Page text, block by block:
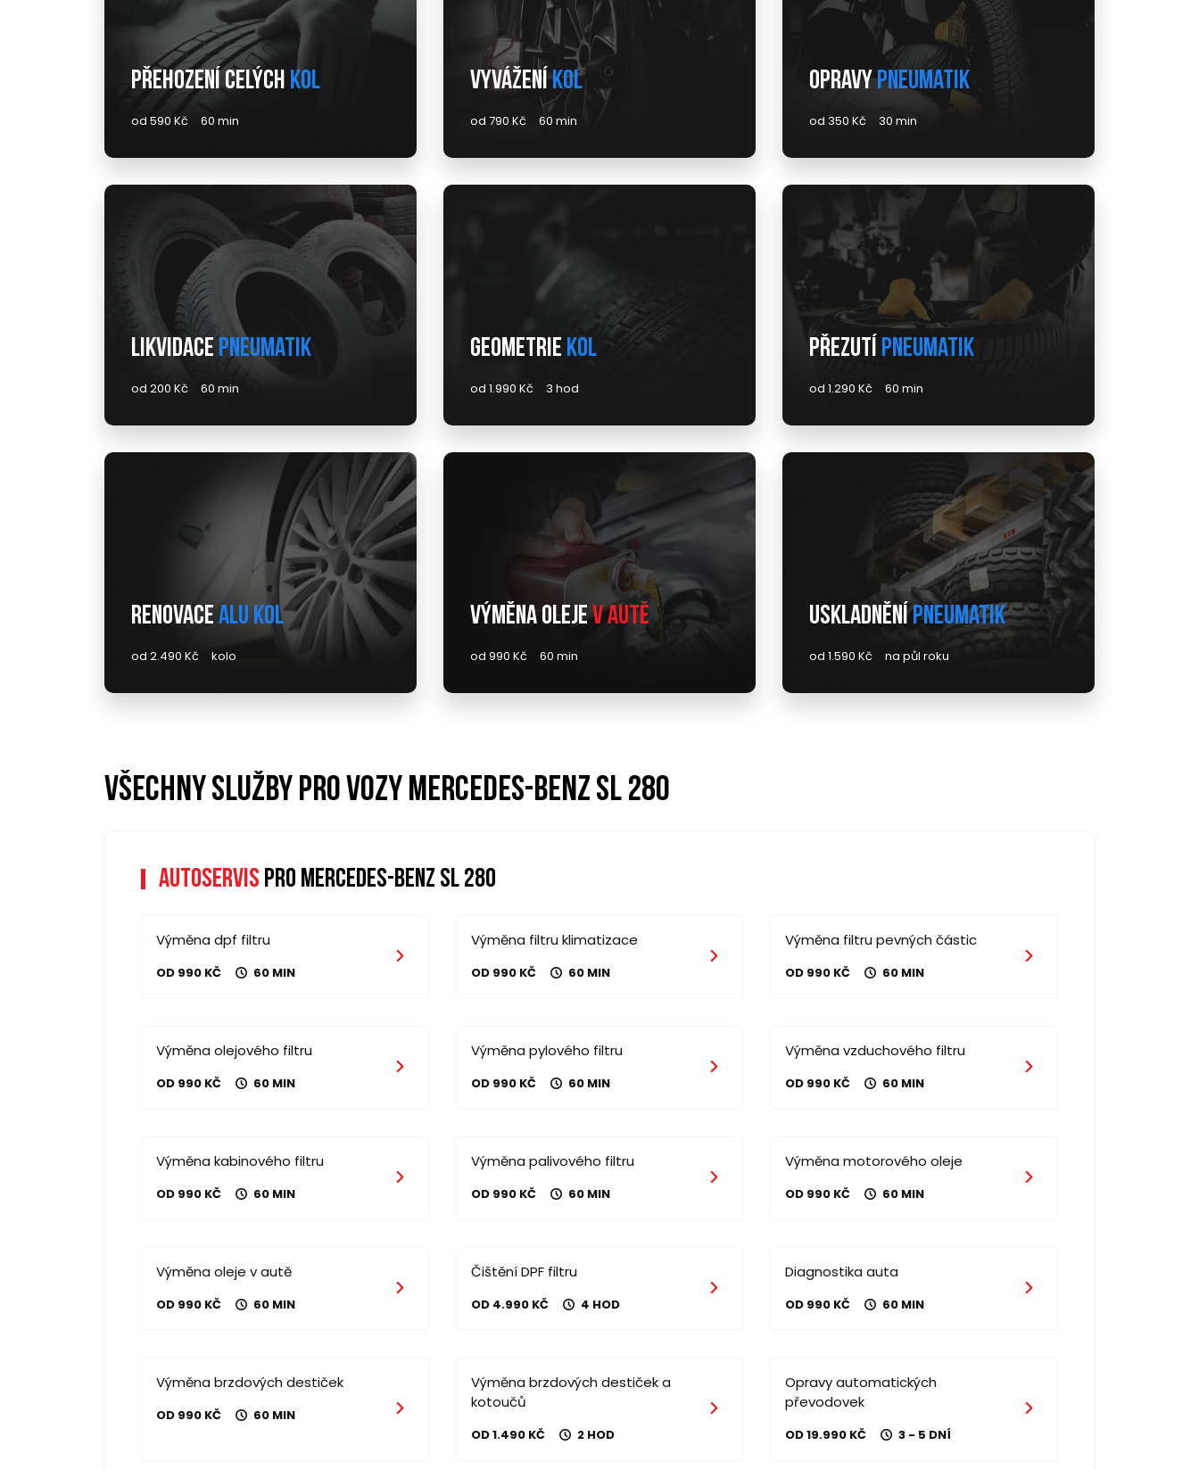
Přehození celých kol
od 590 Kč 60 min
Vyváženíkol
od 790 Kč 60 min
Opravypneumatik
od 350 Kč 30 min
Likvidacepneumatik
od 200 Kč 60 min
Geometrie kol
od 1.990 Kč 3 hod
Přezutí pneumatik
od 1.290 Kč 60 min
Renovacealu kol
od 2.490 Kč kolo
Výměna olejev autě
od 990 Kč 60 min
Uskladněnípneumatik
od 1.590 Kč na půl roku
Všechny služby pro vozy mercedes-benz sl 280
Autoservis pro mercedes-benz sl 280
Výměna dpf filtru
OD 990 KČ 60 MIN
Výměna filtru klimatizace
OD 990 KČ 60 MIN
Výměna filtru pevných částic
OD 990 KČ 60 MIN
Výměna olejového filtru
OD 990 KČ 60 MIN
Výměna pylového filtru
OD 990 KČ 60 MIN
Výměna vzduchového filtru
OD 990 KČ 60 MIN
Výměna kabinového filtru
OD 990 KČ 60 MIN
Výměna palivového filtru
OD 990 KČ 60 MIN
Výměna motorového oleje
OD 990 KČ 60 MIN
Výměna oleje v autě
OD 990 KČ 60 MIN
Čištění DPF filtru
OD 4.990 KČ 4 HOD
Diagnostika auta
OD 990 KČ 60 MIN
Výměna brzdových destiček
OD 990 KČ 60 MIN
Výměna brzdových destiček a
kotoučů
OD 1.490 KČ 2 HOD
Opravy automatických
převodovek
OD 19.990 KČ 3 - 5 DNÍ